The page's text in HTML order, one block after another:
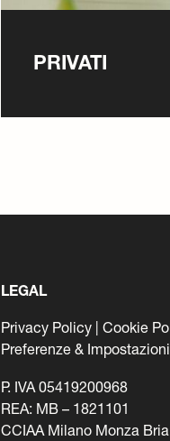
PRIVATI
LEGAL
Privacy Policy Cookie
Preferenze &
P. IVA 05419200968
REA: MB – 1821101
CCIAA Milano Monza